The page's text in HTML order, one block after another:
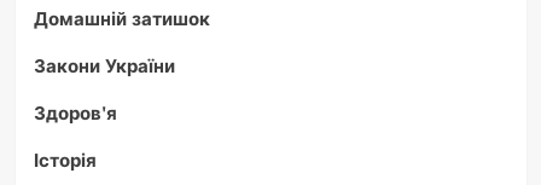
Домашній затишок
Закони України
Здоров'я
Історія